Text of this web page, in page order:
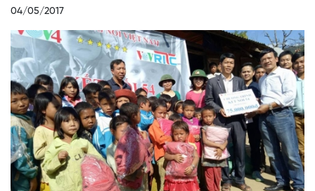
04/05/2017